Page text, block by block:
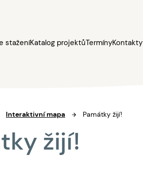
staženíKatalog projektůTermínyKontakty
Interaktivní mapa Památky žijí!
žijí!